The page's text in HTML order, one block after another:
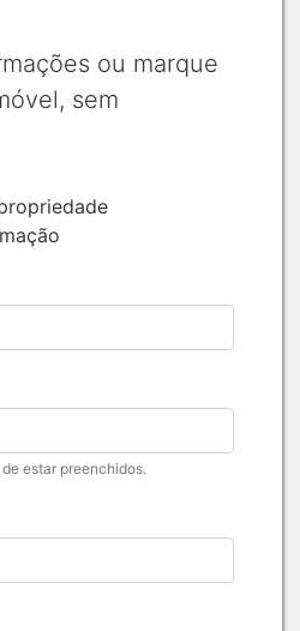
ou marque
sem
estar preenchidos.